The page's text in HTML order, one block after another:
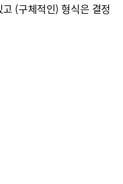
(구체적인) 형식은 결정